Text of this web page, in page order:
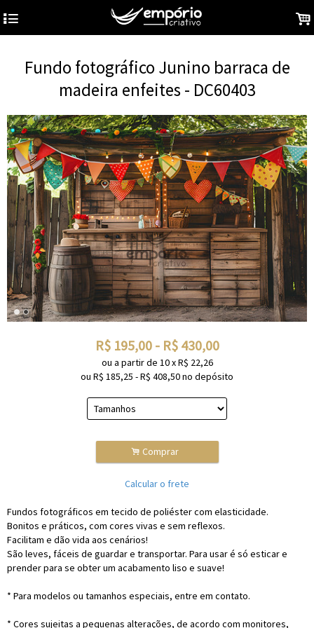
4 .
Fundo fotográfico Junino barraca de
madeira enfeites - DC60403
R$ 195,00 - R$ 430,00
ou a partir de 10xR$ 22,26
ou R$ 185,25 -R$ 408,50no depósito
. Comprar
Calcular o frete
Fundos fotográficos em tecido de poliéster com elasticidade.
Bonitos e práticos, com cores vivas e sem reflexos.
Facilitam e dão vida aos cenários!
São leves, fáceis de guardar e transportar. Para usar é só esticar e
prender para se obter um acabamento liso e suave!
* Para modelos ou tamanhos especiais, entre em contato.
* Cores sujeitas a pequenas alterações, de acordo com monitores,